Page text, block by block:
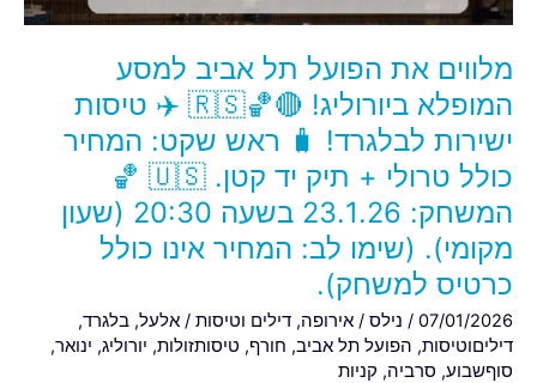
מלווים את הפועל תל אביב למסע
המופלא ביורוליג! 🔴🏀🇷🇸 ✈️ טיסות
ישירות לבלגרד! 🧳 ראש שקט: המחיר
כולל טרולי + תיק יד קטן. 🇺🇸 🏀
המשחק: 23.1.26 בשעה 20:30 (שעון
מקומי). (שימו לב: המחיר אינו כולל
כרטיס למשחק).
07/01/2026
/ נילס / אירופה, דילים וטיסות / אלעל, בלגרד,
דיליםוטיסות, הפועל תל אביב, חורף, טיסותזולות, יורוליג, ינואר,
סוףשבוע, סרביה, קניות
🔴
🇷🇸
✈️
ישירות
לבלגרד!
🧳
ראש
שקט:
המחיר
כולל
טרולי